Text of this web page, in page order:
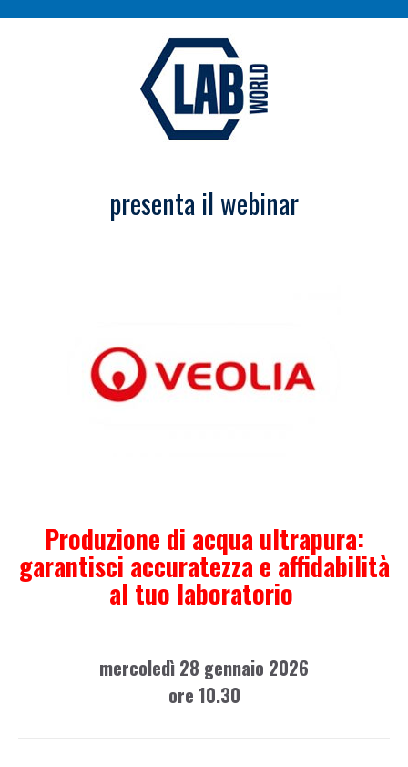
presenta il webinar
Produzione di acqua ultrapura:
garantisci accuratezza e affidabilità
al tuo laboratorio
mercoledì 28 gennaio 2026
ore 10.30